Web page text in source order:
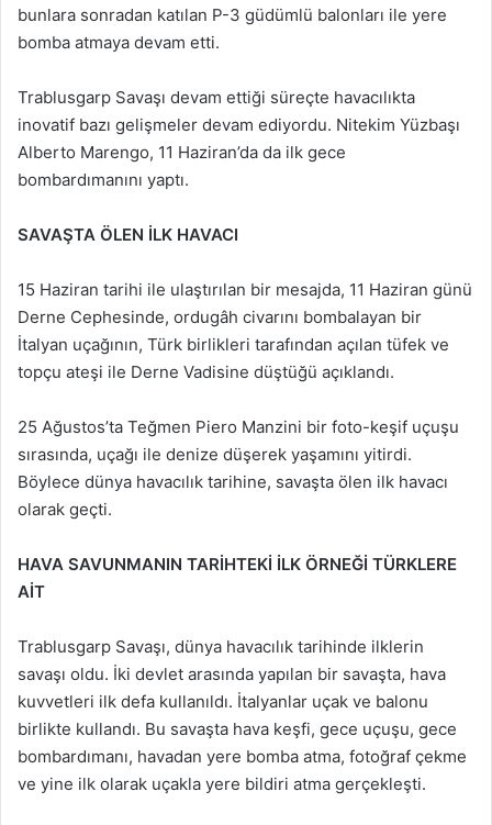
bunlara sonradan katılan P-3 güdümlü balonları ile yere
bomba atmaya devam etti.
Trablusgarp Savaşı devam ettiği süreçte havacılıkta
inovatif bazı gelişmeler devam ediyordu. Nitekim Yüzbaşı
Alberto Marengo, 11 Haziran’da da ilk gece
bombardımanını yaptı.
SAVAŞTA ÖLEN İLK HAVACI
15 Haziran tarihi ile ulaştırılan bir mesajda, 11 Haziran günü
Derne Cephesinde, ordugâh civarını bombalayan bir
İtalyan uçağının, Türk birlikleri tarafından açılan tüfek ve
topçu ateşi ile Derne Vadisine düştüğü açıklandı.
25 Ağustos’ta Teğmen Piero Manzini bir foto-keşif uçuşu
sırasında, uçağı ile denize düşerek yaşamını yitirdi.
Böylece dünya havacılık tarihine, savaşta ölen ilk havacı
olarak geçti.
HAVA SAVUNMANIN TARİHTEKİ İLK ÖRNEĞİ TÜRKLERE
AİT
Trablusgarp Savaşı, dünya havacılık tarihinde ilklerin
savaşı oldu. İki devlet arasında yapılan bir savaşta, hava
kuvvetleri ilk defa kullanıldı. İtalyanlar uçak ve balonu
birlikte kullandı. Bu savaşta hava keşfi, gece uçuşu, gece
bombardımanı, havadan yere bomba atma, fotoğraf çekme
ve yine ilk olarak uçakla yere bildiri atma gerçekleşti.